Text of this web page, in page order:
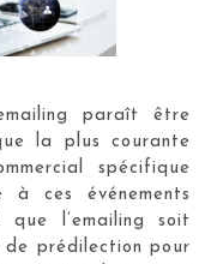
paraît être
la plus courante
spécifique
à ces événements
que l’emailing soit
de prédilection pour